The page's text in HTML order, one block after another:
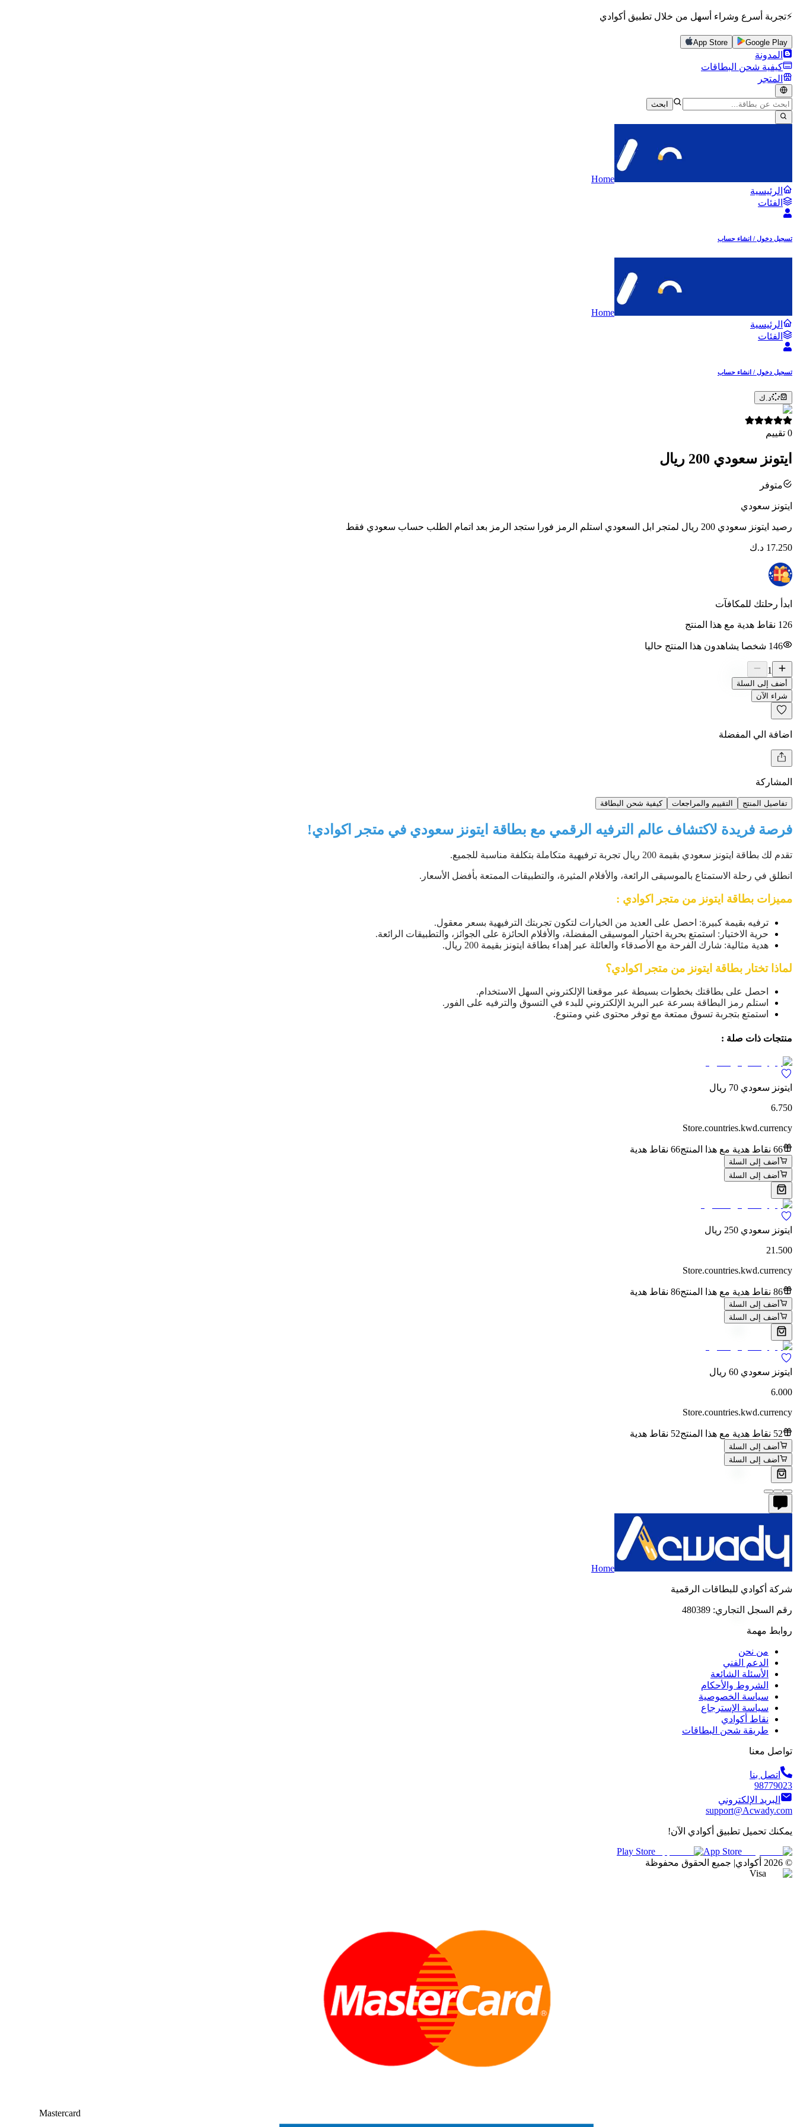
⚡تجربة أسرع وشراء أسهل من خلال تطبيق أكوادي
Google Play
App Store
المدونة
كيفية شحن البطاقات
المتجر
ابحث
Home
الرئيسية
الفئات
تسجيل دخول / انشاء حساب
Home
الرئيسية
الفئات
تسجيل دخول / انشاء حساب
د.ك
0 تقييم
ايتونز سعودي 200 ريال
متوفر
ايتونز سعودي
رصيد ايتونز سعودي 200 ريال لمتجر ابل السعودي استلم الرمز فورا ستجد الرمز بعد اتمام الطلب حساب سعودي فقط
17.250 د.ك
ابدأ رحلتك للمكافآت
126 نقاط هدية مع هذا المنتج
146 شخصا يشاهدون هذا المنتج حاليا
1
أضف إلى السلة
شراء الآن
اضافة الي المفضلة
المشاركة
تفاصيل المنتج التقييم والمراجعات كيفية شحن البطاقة
فرصة فريدة لاكتشاف عالم الترفيه الرقمي مع بطاقة ايتونز سعودي في متجر اكوادي!
تقدم لك بطاقة ايتونز سعودي بقيمة 200 ريال تجربة ترفيهية متكاملة بتكلفة مناسبة للجميع.
انطلق في رحلة الاستمتاع بالموسيقى الرائعة، والأفلام المثيرة، والتطبيقات الممتعة بأفضل الأسعار.
مميزات بطاقة ايتونز من متجر اكوادي :
ترفيه بقيمة كبيرة: احصل على العديد من الخيارات لتكون تجربتك الترفيهية بسعر معقول.
حرية الاختيار: استمتع بحرية اختيار الموسيقى المفضلة، والأفلام الحائزة على الجوائز، والتطبيقات الرائعة.
هدية مثالية: شارك الفرحة مع الأصدقاء والعائلة عبر إهداء بطاقة ايتونز بقيمة 200 ريال.
لماذا تختار بطاقة ايتونز من متجر اكوادي؟
احصل على بطاقتك بخطوات بسيطة عبر موقعنا الإلكتروني السهل الاستخدام.
استلم رمز البطاقة بسرعة عبر البريد الإلكتروني للبدء في التسوق والترفيه على الفور.
استمتع بتجربة تسوق ممتعة مع توفر محتوى غني ومتنوع.
منتجات ذات صلة :
ايتونز سعودي 70 ريال
6.750
Store.countries.kwd.currency
66 نقاط هدية مع هذا المنتج 66 نقاط هدية
أضف إلى السلة
أضف إلى السلة
ايتونز سعودي 250 ريال
21.500
Store.countries.kwd.currency
86 نقاط هدية مع هذا المنتج 86 نقاط هدية
أضف إلى السلة
أضف إلى السلة
ايتونز سعودي 60 ريال
6.000
Store.countries.kwd.currency
52 نقاط هدية مع هذا المنتج 52 نقاط هدية
أضف إلى السلة
أضف إلى السلة
Home
شركة أكوادي للبطاقات الرقمية
رقم السجل التجاري: 480389
روابط مهمة
من نحن
الدعم الفني
الأسئلة الشائعة
الشروط والأحكام
سياسة الخصوصية
سياسة الإسترجاع
نقاط أكوادي
طريقة شحن البطاقات
تواصل معنا
اتصل بنا
98779023
البريد الإلكتروني
support@Acwady.com
يمكنك تحميل تطبيق أكوادي الآن!
Play Store
App Store
©
2026 أكوادي| جميع الحقوق محفوظة
Visa
Mastercard